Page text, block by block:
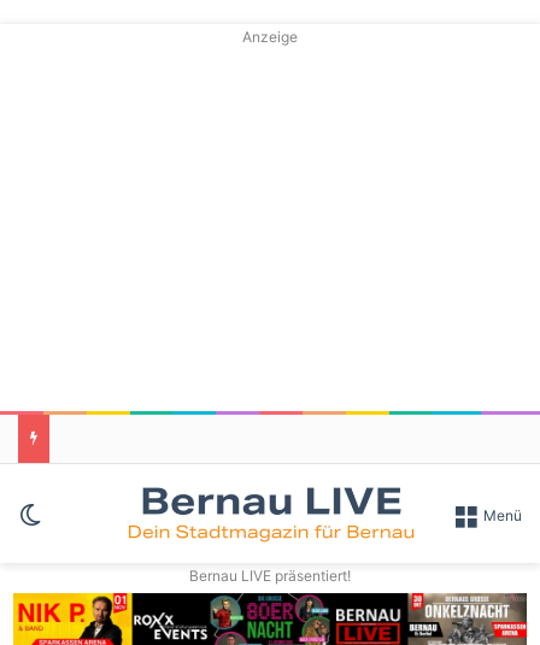
Anzeige
Skin umschalten Menü
Bernau LIVE präsentiert!